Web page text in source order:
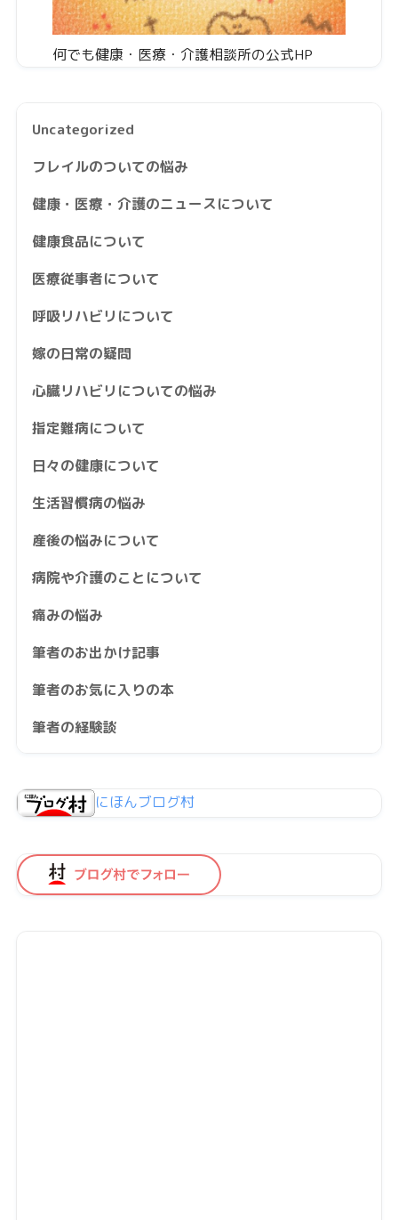
何でも健康・医療・介護相談所の公式HP
Uncategorized
フレイルのついての悩み
健康・医療・介護のニュースについて
健康食品について
医療従事者について
呼吸リハビリについて
嫁の日常の疑問
心臓リハビリについての悩み
指定難病について
日々の健康について
生活習慣病の悩み
産後の悩みについて
病院や介護のことについて
痛みの悩み
筆者のお出かけ記事
筆者のお気に入りの本
筆者の経験談
にほんブログ村